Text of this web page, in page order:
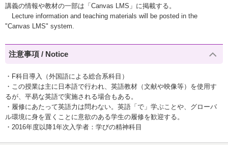
講義の情報や教材の一部は「Canvas LMS」に掲載する。
Lecture information and teaching materials will be posted in the
"Canvas LMS" system.
注意事項 / Notice
・F科目導入（外国語による総合系科目）
・この授業は主に日本語で行われ、英語教材（文献や映像等）を使用す
るが、平易な英語で実施される場合もある。
・履修にあたって英語力は問わない。英語「で」学ぶことや、グローバ
ル環境に身を置くことに意欲のある学生の履修を歓迎する。
・2016年度以降1年次入学者：学びの精神科目